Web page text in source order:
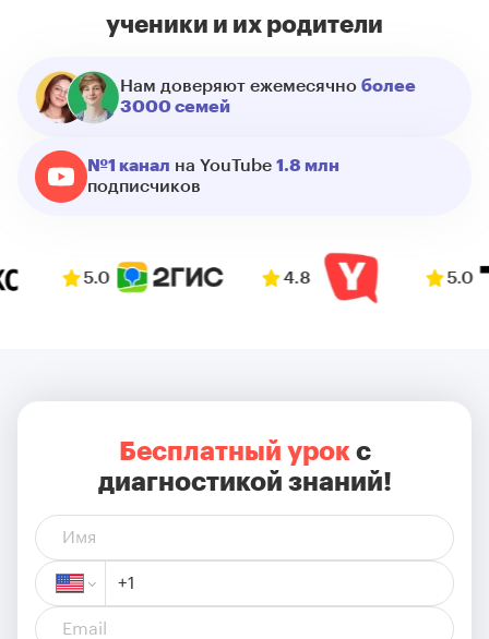
ученики и их родители
Нам доверяют ежемесячно более
3000 семей
№1 канал на YouTube 1.8 млн
подписчиков
4.8 5.0
Бесплатный урок с
диагностикой знаний!